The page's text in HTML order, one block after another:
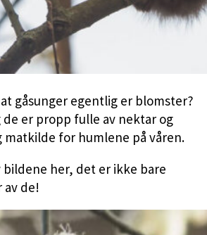
gåsunger egentlig er blomster?
de er propp fulle av nektar og
matkilde for humlene på våren.
bildene her, det er ikke bare
av de!